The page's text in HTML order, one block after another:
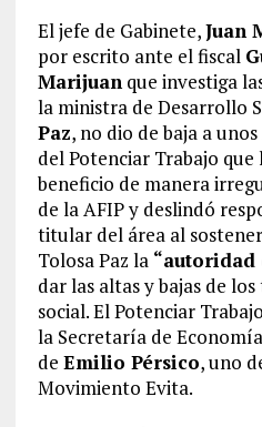
El jefe de Gabinete,Juan
por escrito ante el fiscal
Marijuanque investiga
la ministra de Desarrollo
Paz, no dio de baja a
del Potenciar Trabajo
beneficio de manera
de la AFIP y deslindó
titular del área al
Tolosa Paz la “autoridad
dar las altas y bajas de
social. El Potenciar
la Secretaría de
de Emilio Pérsico, uno
Movimiento Evita.